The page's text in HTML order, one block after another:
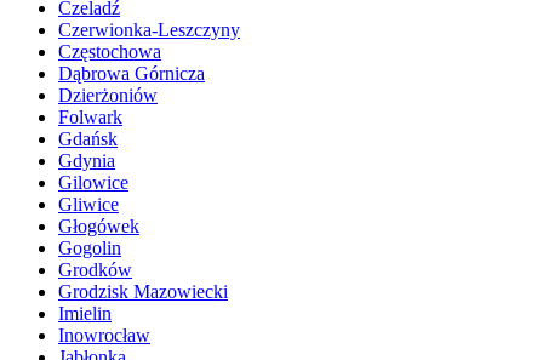
Czeladź
Czerwionka-Leszczyny
Częstochowa
Dąbrowa Górnicza
Dzierżoniów
Folwark
Gdańsk
Gdynia
Gilowice
Gliwice
Głogówek
Gogolin
Grodków
Grodzisk Mazowiecki
Imielin
Inowrocław